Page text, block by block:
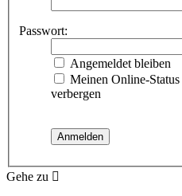
Passwort:
Angemeldet bleiben
Meinen Online-
verbergen
Gehe zu